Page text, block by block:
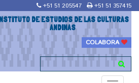
+51 51 205547 +51 51 357415
INSTITUTO DE ESTUDIOS DE LAS CULTURAS
ANDINAS
COLABORA